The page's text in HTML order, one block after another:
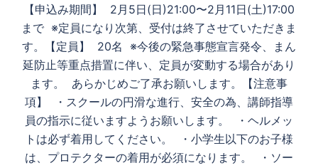
【申込み期間】 2月5日(日)21:00〜2月11日(土)17:00
まで ※定員になり次第、受付は終了させていただきま
す。【定員】 20名 ※今後の緊急事態宣言発令、まん
延防止等重点措置に伴い、定員が変動する場合があり
ます。 あらかじめご了承お願いします。【注意事
項】 ・スクールの円滑な進行、安全の為、講師指導
員の指示に従いますようお願いします。 ・ヘルメッ
トは必ず着用してください。 ・小学生以下のお子様
は、プロテクターの着用が必須になります。 ・ソー